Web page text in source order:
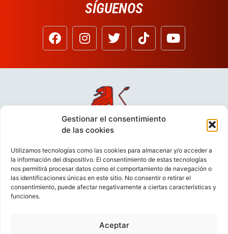
Gestionar el consentimiento
de las cookies
Utilizamos tecnologías como las cookies para almacenar y/o acceder a
la información del dispositivo. El consentimiento de estas tecnologías
nos permitirá procesar datos como el comportamiento de navegación o
las identificaciones únicas en este sitio. No consentir o retirar el
consentimiento, puede afectar negativamente a ciertas características y
funciones.
Aceptar
SÍGUENOS